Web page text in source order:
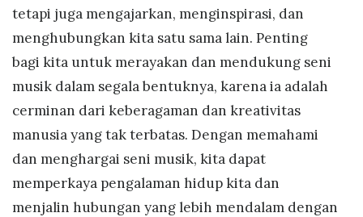
tetapi juga mengajarkan, menginspirasi, dan
menghubungkan kita satu sama lain. Penting
bagi kita untuk merayakan dan mendukung seni
musik dalam segala bentuknya, karena ia adalah
cerminan dari keberagaman dan kreativitas
manusia yang tak terbatas. Dengan memahami
dan menghargai seni musik, kita dapat
memperkaya pengalaman hidup kita dan
menjalin hubungan yang lebih mendalam dengan